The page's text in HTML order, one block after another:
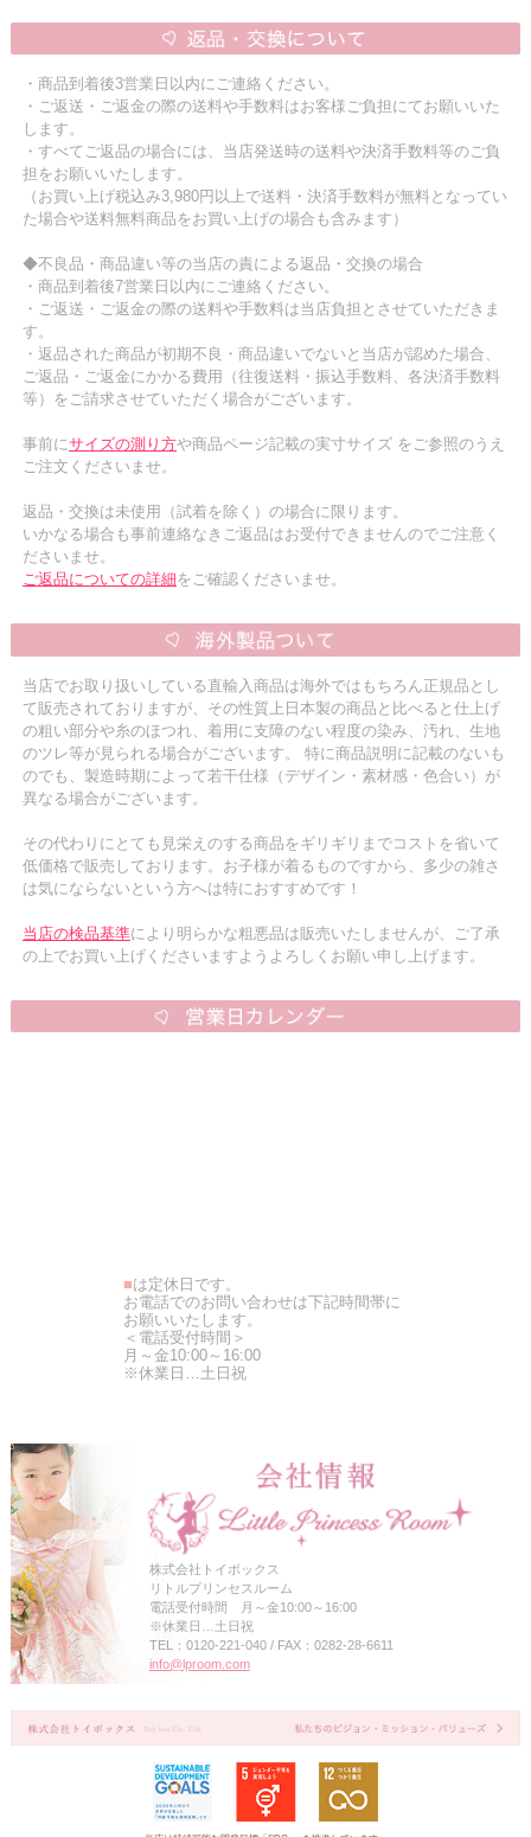
・商品到着後3営業日以内にご連絡ください。
・ご返送・ご返金の際の送料や手数料はお客様ご負担にてお願いいた
します。
・すべてご返品の場合には、当店発送時の送料や決済手数料等のご負
担をお願いいたします。
（お買い上げ税込み3,980円以上で送料・決済手数料が無料となってい
た場合や送料無料商品をお買い上げの場合も含みます）
◆不良品・商品違い等の当店の責による返品・交換の場合
・商品到着後7営業日以内にご連絡ください。
・ご返送・ご返金の際の送料や手数料は当店負担とさせていただきま
す。
・返品された商品が初期不良・商品違いでないと当店が認めた場合、
ご返品・ご返金にかかる費用（往復送料・振込手数料、各決済手数料
等）をご請求させていただく場合がございます。
事前にサイズの測り方や商品ページ記載の実寸サイズ をご参照のうえ
ご注文くださいませ。
返品・交換は未使用（試着を除く）の場合に限ります。
いかなる場合も事前連絡なきご返品はお受付できませんのでご注意く
ださいませ。
ご返品についての詳細をご確認くださいませ。
当店でお取り扱いしている直輸入商品は海外ではもちろん正規品とし
て販売されておりますが、その性質上日本製の商品と比べると仕上げ
の粗い部分や糸のほつれ、着用に支障のない程度の染み、汚れ、生地
のツレ等が見られる場合がございます。 特に商品説明に記載のないも
のでも、製造時期によって若干仕様（デザイン・素材感・色合い）が
異なる場合がございます。
その代わりにとても見栄えのする商品をギリギリまでコストを省いて
低価格で販売しております。お子様が着るものですから、多少の雑さ
は気にならないという方へは特におすすめです！
当店の検品基準により明らかな粗悪品は販売いたしませんが、ご了承
の上でお買い上げくださいますようよろしくお願い申し上げます。
■は定休日です。
お電話でのお問い合わせは下記時間帯に
お願いいたします。
＜電話受付時間＞
月～金10:00～16:00
※休業日…土日祝
株式会社トイボックス
リトルプリンセスルーム
電話受付時間 月～金10:00～16:00
※休業日…土日祝
TEL：0120-221-040 / FAX：0282-28-6611
info@lproom.com